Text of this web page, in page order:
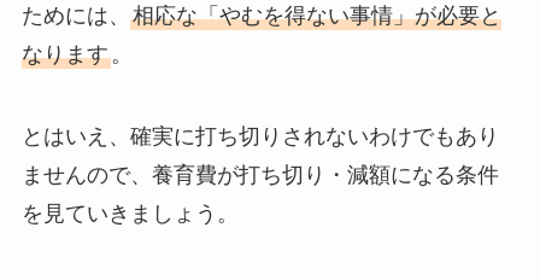
ためには、 相応な「やむを得ない事情」が必要と
なります。
とはいえ、確実に打ち切りされないわけでもあり
ませんので、養育費が打ち切り・減額になる条件
を見ていきましょう。